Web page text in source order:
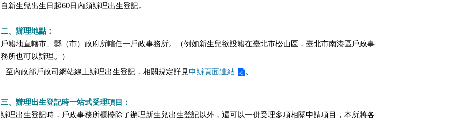
自新生兒出生日起60日內須辦理出生登記。
二、辦理地點：
戶籍地直轄市、縣（市）政府所轄任一戶政事務所。（例如新生兒欲設籍在臺北市松山區，臺北市南港區戶政事
務所也可以辦理。）
至內政部戶政司網站線上辦理出生登記，相關規定詳見申辦頁面連結 。
三、辦理出生登記時一站式受理項目：
辦理出生登記時，戶政事務所櫃檯除了辦理新生兒出生登記以外，還可以一併受理多項相關申請項目，本所將各